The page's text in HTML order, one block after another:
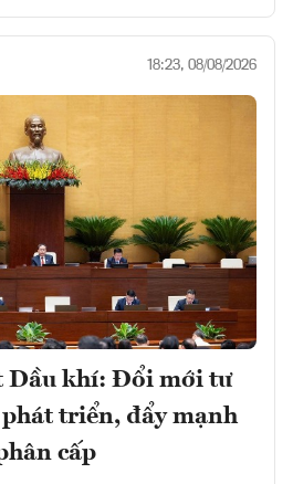
18:23, 08/08/2026
Dầu khí: Đổi mới tư
triển, đẩy mạnh
cấp